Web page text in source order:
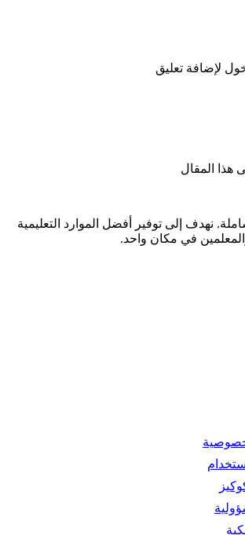
لإضافة تعليق
هذا المقال
نهدف إلى توفير أفضل الموارد التعليمية
في مكان واحد.